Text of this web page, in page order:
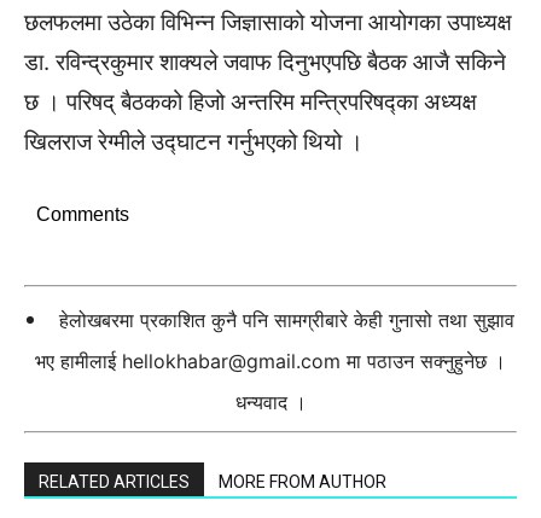
छलफलमा उठेका विभिन्न जिज्ञासाको योजना आयोगका उपाध्यक्ष
डा. रविन्द्रकुमार शाक्यले जवाफ दिनुभएपछि बैठक आजै सकिने
छ । परिषद् बैठकको हिजो अन्तरिम मन्त्रिपरिषद्का अध्यक्ष
खिलराज रेग्मीले उद्घाटन गर्नुभएको थियो ।
Comments
हेलोखबरमा प्रकाशित कुनै पनि सामग्रीबारे केही गुनासो तथा सुझाव
भए हामीलाई hellokhabar@gmail.com मा पठाउन सक्नुहुनेछ ।
धन्यवाद ।
RELATED ARTICLES MORE FROM AUTHOR